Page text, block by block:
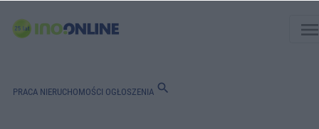
PRACA NIERUCHOMOŚCI OGŁOSZENIA search